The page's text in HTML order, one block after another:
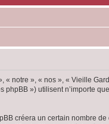
notre », « nos », « Vieille
») utilisent n’importe
créera un certain nombre